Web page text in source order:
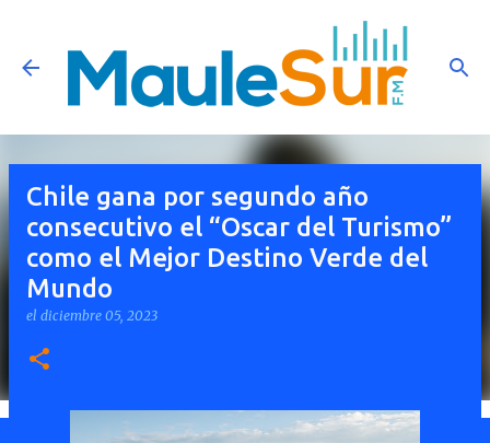
Ir al contenido principal
Chile gana por segundo año
consecutivo el “Oscar del Turismo”
como el Mejor Destino Verde del
Mundo
el diciembre 05, 2023